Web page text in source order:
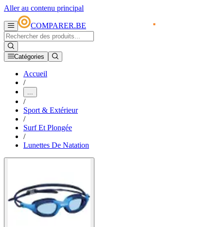
Aller au contenu principal
COMPARER.BE
Catégories
Accueil
/
...
/
Sport & Extérieur
/
Surf Et Plongée
/
Lunettes De Natation